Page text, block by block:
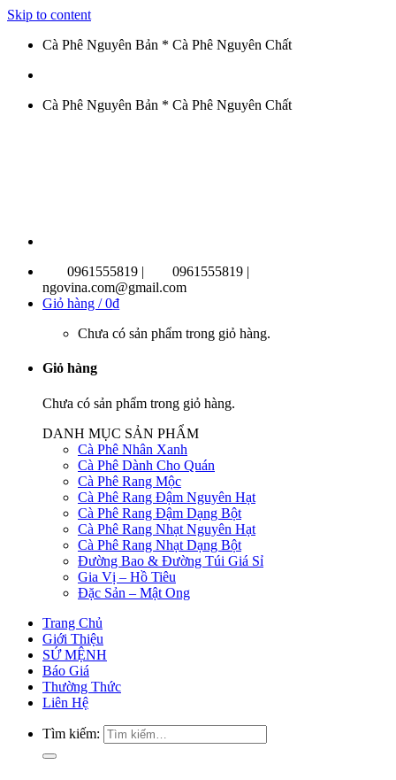
Skip to content
Cà Phê Nguyên Bản * Cà Phê Nguyên Chất
Cà Phê Nguyên Bản * Cà Phê Nguyên Chất
0961555819 |
0961555819 |
ngovina.com@gmail.com
Giỏ hàng /0₫
Chưa có sản phẩm trong giỏ hàng.
Giỏ hàng
Chưa có sản phẩm trong giỏ hàng.
DANH MỤC SẢN PHẨM
Cà Phê Nhân Xanh
Cà Phê Dành Cho Quán
Cà Phê Rang Mộc
Cà Phê Rang Đậm Nguyên Hạt
Cà Phê Rang Đậm Dạng Bột
Cà Phê Rang Nhạt Nguyên Hạt
Cà Phê Rang Nhạt Dạng Bột
Đường Bao & Đường Túi Giá Sỉ
Gia Vị – Hồ Tiêu
Đặc Sản – Mật Ong
Trang Chủ
Giới Thiệu
SỨ MỆNH
Báo Giá
Thường Thức
Liên Hệ
Tìm kiếm: